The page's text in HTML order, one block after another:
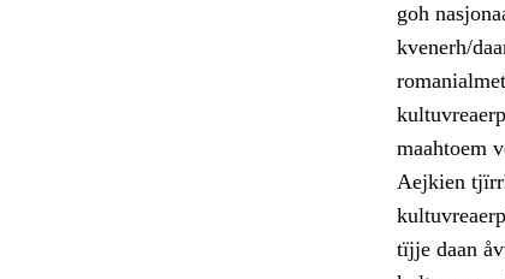
goh
kvenerh/
maahtoem
Aejkien
tïjje daan